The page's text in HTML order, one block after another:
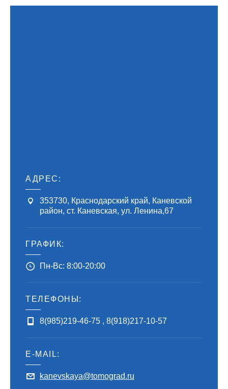
АДРЕС:
353730, Краснодарский край, Каневской
район, ст. Каневская, ул. Ленина,67
ГРАФИК:
Пн-Вс: 8:00-20:00
ТЕЛЕФОНЫ:
8(985)219-46-75 , 8(918)217-10-57
E-MAIL:
kanevskaya@tomograd.ru